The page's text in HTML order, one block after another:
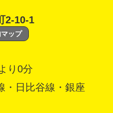
2-10-1
ップ
り0分
日比谷線・銀座